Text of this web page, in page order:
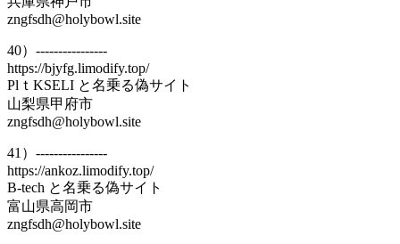
zngfsdh@holybowl.site
40）----------------
https://bjyfg.limodify.top/
PlｔKSELI と名乗る偽サイト
山梨県甲府市
zngfsdh@holybowl.site
41）----------------
https://ankoz.limodify.top/
B-tech と名乗る偽サイト
富山県高岡市
zngfsdh@holybowl.site